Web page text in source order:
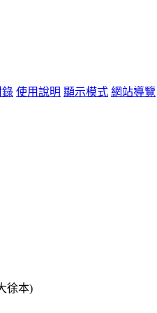
錄 使用說明 顯示模式 網站導覽
徐本)